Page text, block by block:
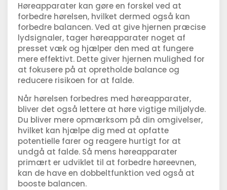
Høreapparater kan gøre en forskel ved at
forbedre hørelsen, hvilket dermed også kan
forbedre balancen. Ved at give hjernen præcise
lydsignaler, tager høreapparater noget af
presset væk og hjælper den med at fungere
mere effektivt. Dette giver hjernen mulighed for
at fokusere på at opretholde balance og
reducere risikoen for at falde.
Når hørelsen forbedres med høreapparater,
bliver det også lettere at høre vigtige miljølyde.
Du bliver mere opmærksom på din omgivelser,
hvilket kan hjælpe dig med at opfatte
potentielle farer og reagere hurtigt for at
undgå at falde. Så mens høreapparater
primært er udviklet til at forbedre høreevnen,
kan de have en dobbeltfunktion ved også at
booste balancen.